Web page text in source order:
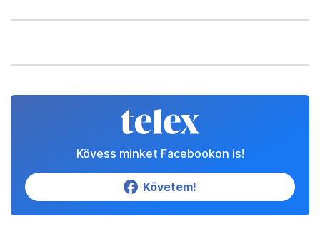
Kövess minket Facebookon is!
Követem!